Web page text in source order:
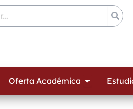
Facultades
Oferta Académica Open